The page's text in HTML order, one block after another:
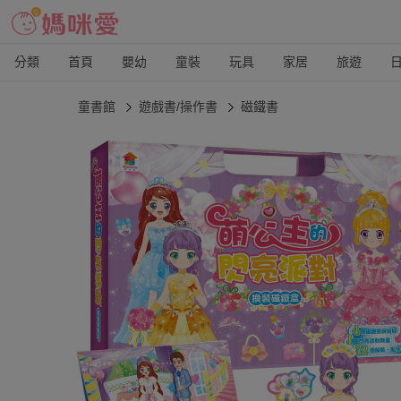
分類 首頁 嬰幼 童裝 玩具 家居 旅遊
童書館 遊戲書/操作書 磁鐵書